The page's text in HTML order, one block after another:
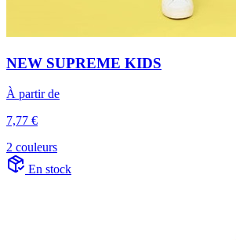
NEW SUPREME KIDS
À partir de
7,77 €
2 couleurs
En stock